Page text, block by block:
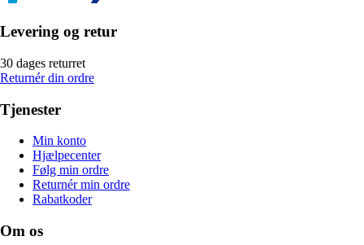
Levering og retur
30 dages returret
Returnér din ordre
Tjenester
Min konto
Hjælpecenter
Følg min ordre
Returnér min ordre
Rabatkoder
Om os